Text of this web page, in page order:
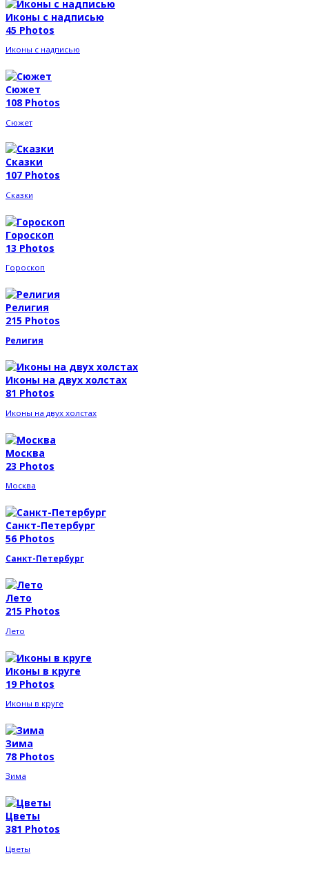
Иконы с надписью
45 Photos
Иконы с надписью
Сюжет
108 Photos
Сюжет
Сказки
107 Photos
Сказки
Гороскоп
13 Photos
Гороскоп
Религия
215 Photos
Религия
Иконы на двух холстах
81 Photos
Иконы на двух холстах
Москва
23 Photos
Москва
Санкт-Петербург
56 Photos
Санкт-Петербург
Лето
215 Photos
Лето
Иконы в круге
19 Photos
Иконы в круге
Зима
78 Photos
Зима
Цветы
381 Photos
Цветы